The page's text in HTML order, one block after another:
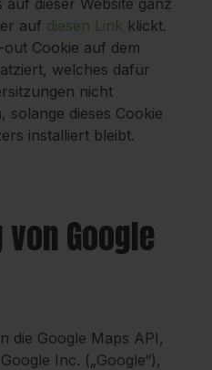
dieser Website ganz
auf diesen Link klickt.
Cookie auf dem
welches dafür
nicht
solange dieses Cookie
installiert bleibt.
Google
die Google Maps API,
Inc. („Google“),